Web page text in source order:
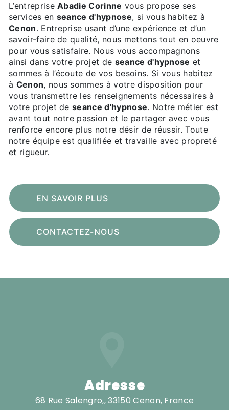
L’entrepriseAbadie Corinne vous propose ses
services en seance d'hypnose, si vous habitez à
Cenon. Entreprise usant d’une expérience et d’un
savoir-faire de qualité, nous mettons tout en oeuvre
pour vous satisfaire. Nous vous accompagnons
ainsi dans votre projet de seance d'hypnose et
sommes à l’écoute de vos besoins. Si vous habitez
à Cenon, nous sommes à votre disposition pour
vous transmettre les renseignements nécessaires à
votre projet deseance d'hypnose. Notre métier est
avant tout notre passion et le partager avec vous
renforce encore plus notre désir de réussir. Toute
notre équipe est qualifiée et travaille avec propreté
et rigueur.
EN SAVOIR PLUS
CONTACTEZ-NOUS
Adresse
68 Rue Salengro,, 33150 Cenon, France